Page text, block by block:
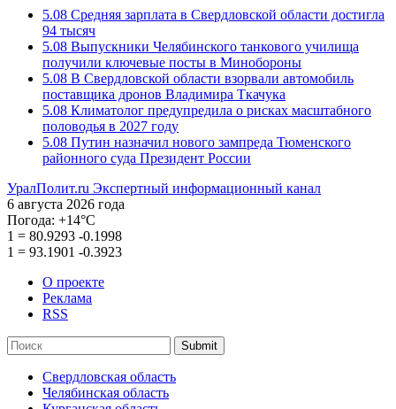
5.08 Средняя зарплата в Свердловской области достигла
94 тысяч
5.08 Выпускники Челябинского танкового училища
получили ключевые посты в Минобороны
5.08 В Свердловской области взорвали автомобиль
поставщика дронов Владимира Ткачука
5.08 Климатолог предупредила о рисках масштабного
половодья в 2027 году
5.08 Путин назначил нового зампреда Тюменского
районного суда Президент России
УралПолит.ru Экспертный информационный канал
6 августа 2026 года
Погода: +14°С
1 = 80.9293 -0.1998
1 = 93.1901 -0.3923
О проекте
Реклама
RSS
Submit
Свердловская область
Челябинская область